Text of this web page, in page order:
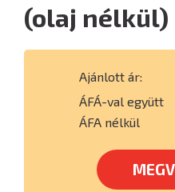
(olaj nélkül)
Ajánlott ár:
ÁFÁ-val együtt
ÁFA nélkül